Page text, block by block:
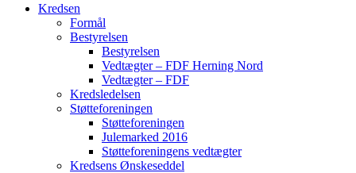
Kredsen
Formål
Bestyrelsen
Bestyrelsen
Vedtægter – FDF Herning Nord
Vedtægter – FDF
Kredsledelsen
Støtteforeningen
Støtteforeningen
Julemarked 2016
Støtteforeningens vedtægter
Kredsens Ønskeseddel